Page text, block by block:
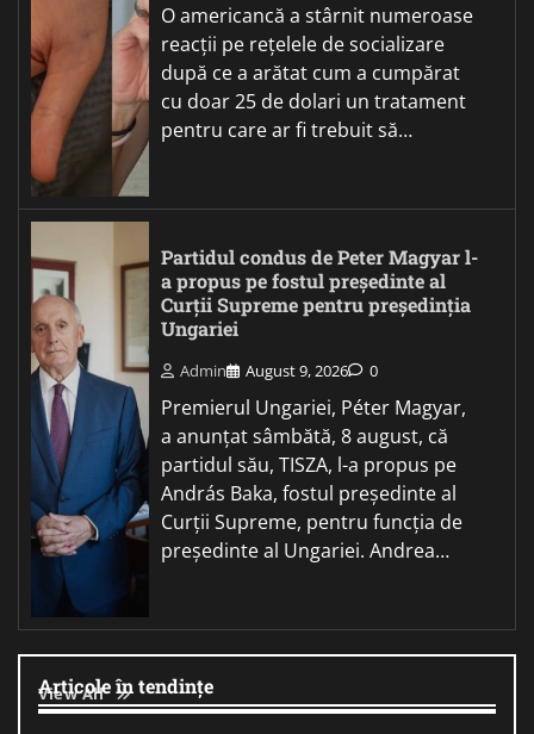
O americancă a stârnit numeroase
reacții pe rețelele de socializare
după ce a arătat cum a cumpărat
cu doar 25 de dolari un tratament
pentru care ar fi trebuit să…
Partidul condus de Peter Magyar l-
a propus pe fostul președinte al
Curții Supreme pentru președinția
Ungariei
Admin August 9, 2026 0
Premierul Ungariei, Péter Magyar,
a anunțat sâmbătă, 8 august, că
partidul său, TISZA, l-a propus pe
András Baka, fostul președinte al
Curții Supreme, pentru funcția de
președinte al Ungariei. Andrea…
Articole în tendințe
View All